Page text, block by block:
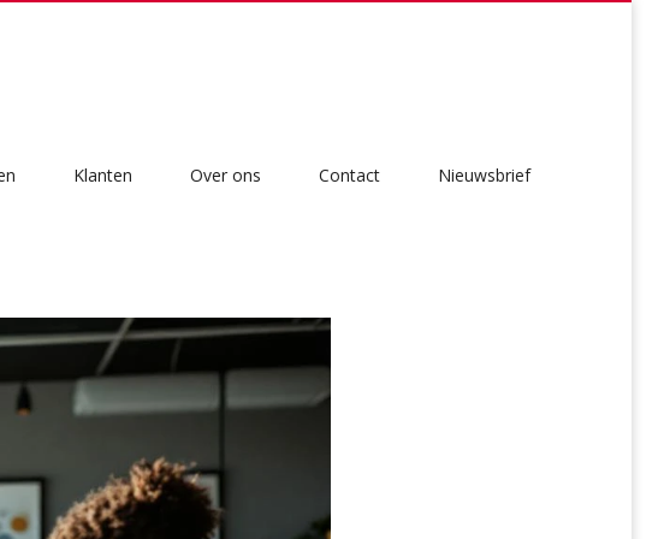
Klanten Over ons Contact Nieuwsbrief